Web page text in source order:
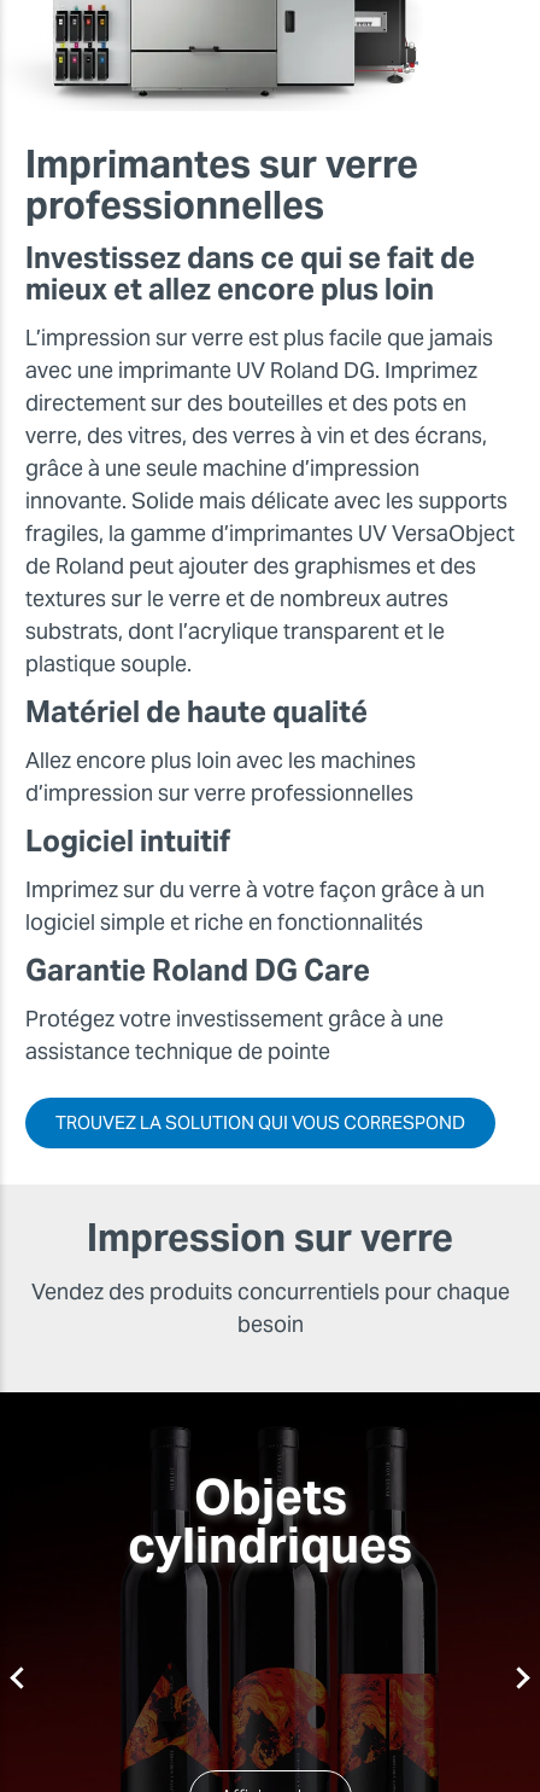
Imprimantes sur verre
professionnelles
Investissez dans ce qui se fait de
mieux et allez encore plus loin
L’impression sur verre est plus facile que jamais
avec une imprimante UV Roland DG. Imprimez
directement sur des bouteilles et des pots en
verre, des vitres, des verres à vin et des écrans,
grâce à une seule machine d’impression
innovante. Solide mais délicate avec les supports
fragiles, la gamme d’imprimantes UV VersaObject
de Roland peut ajouter des graphismes et des
textures sur le verre et de nombreux autres
substrats, dont l’acrylique transparent et le
plastique souple.
Matériel de haute qualité
Allez encore plus loin avec les machines
d’impression sur verre professionnelles
Logiciel intuitif
Imprimez sur du verre à votre façon grâce à un
logiciel simple et riche en fonctionnalités
Garantie Roland DG Care
Protégez votre investissement grâce à une
assistance technique de pointe
TROUVEZ LA SOLUTION QUI VOUS CORRESPOND
Impression sur verre
Vendez des produits concurrentiels pour chaque
besoin
Objets
cylindriques